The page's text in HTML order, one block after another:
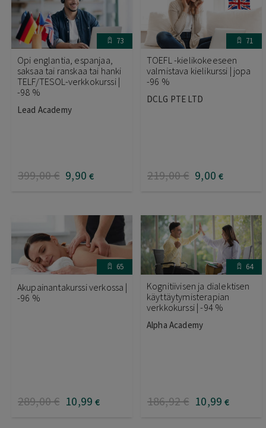
73
Opi englantia, espanjaa,
saksaa tai ranskaa tai hanki
TELF/TESOL-verkkokurssi |
-98 %
Lead Academy
399,00€ 9,90 €
71
TOEFL -kielikokeeseen
valmistava kielikurssi | jopa
-96 %
DCLG PTE LTD
219,00€ 9,00 €
65
Akupainantakurssi verkossa |
-96 %
289,00€ 10,99 €
64
Kognitiivisen ja dialektisen
käyttäytymisterapian
verkkokurssi | -94 %
Alpha Academy
186,92€ 10,99 €